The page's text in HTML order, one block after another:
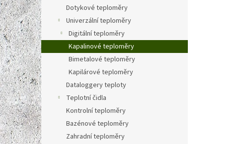
e
l
Dotykové teploměry
Univerzální teploměry
Digitální teploměry
Kapalinové teploměry
Bimetalové teploměry
Kapilárové teploměry
Dataloggery teploty
Teplotní čidla
Kontrolní teploměry
Bazénové teploměry
Zahradní teploměry